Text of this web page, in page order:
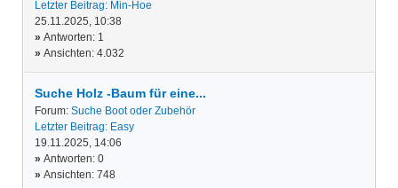
Letzter Beitrag: Min-Hoe
25.11.2025, 10:38
» Antworten: 1
» Ansichten: 4.032
Suche Holz -Baum für eine...
Forum: Suche Boot oder Zubehör
Letzter Beitrag: Easy
19.11.2025, 14:06
» Antworten: 0
» Ansichten: 748